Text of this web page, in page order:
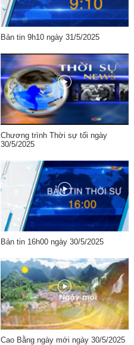
Bản tin 9h10 ngày 31/5/2025
Chương trình Thời sự tối ngày
30/5/2025
Bản tin 16h00 ngày 30/5/2025
Cao Bằng ngày mới ngày 30/5/2025